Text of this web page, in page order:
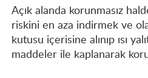
Açık alanda korunmasız
riskini en aza indirmek ve
kutusu içerisine alınıp ısı
maddeler ile kaplanarak